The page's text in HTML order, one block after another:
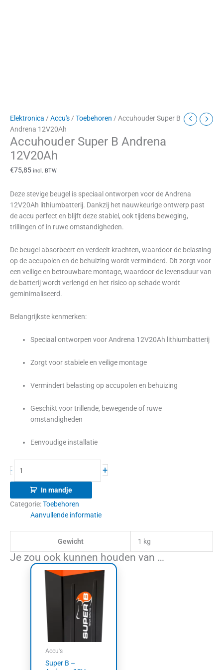
Elektronica / Accu's / Toebehoren / Accuhouder Super B
Andrena 12V20Ah
Accuhouder Super B Andrena
12V20Ah
€75,85 incl. BTW
Deze stevige beugel is speciaal ontworpen voor de Andrena
12V20Ah lithiumbatterij. Dankzij het nauwkeurige ontwerp past
de accu perfect en blijft deze stabiel, ook tijdens beweging,
trillingen of in ruwe omstandigheden.
De beugel absorbeert en verdeelt krachten, waardoor de belasting
op de accupolen en de behuizing wordt verminderd. Dit zorgt voor
een veilige en betrouwbare montage, waardoor de levensduur van
de batterij wordt verlengd en het risico op schade wordt
geminimaliseerd.
Belangrijkste kenmerken:
Speciaal ontworpen voor Andrena 12V20Ah lithiumbatterij
Zorgt voor stabiele en veilige montage
Vermindert belasting op accupolen en behuizing
Geschikt voor trillende, bewegende of ruwe
omstandigheden
Eenvoudige installatie
- +
In mandje
Categorie:Toebehoren
Aanvullende informatie
Gewicht 1 kg
Je zou ook kunnen houden van …
Accu's
Super B –